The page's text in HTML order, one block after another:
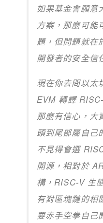
如果基金會願
方案，那麼可能
題，但問題就在
開發者的安全信
現在你去問以太
EVM 轉譯
那麼有信心，大
頭到尾部屬自己
不見得會選
開源，相對於
構，RISC-V 生
有對區塊鏈的相
要赤手空拳自己